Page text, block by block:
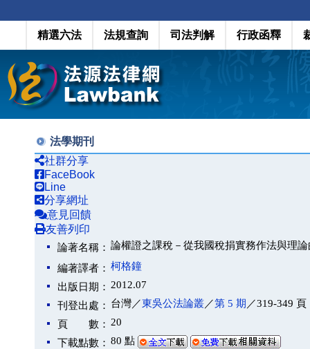
精選六法 法規查詢 司法判解 行政函釋
法學期刊
社群分享
FaceBook
Line
分享網址
意見回饋
友善列印
論著名稱： 論權證之課稅－從我國稅捐實務作法與理
編著譯者： 柯格鐘
出版日期： 2012.07
刊登出處： 台灣／東吳公法論叢／第 5 期 ／319-349 頁
頁 數： 20
下載點數： 80 點